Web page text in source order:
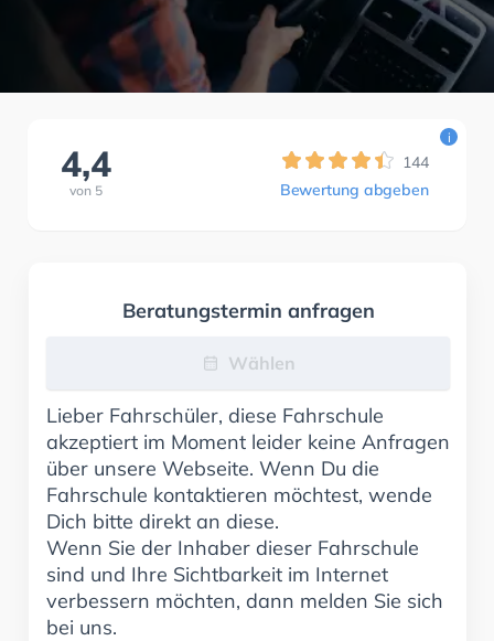
4,4
von 5
144
Bewertung abgeben
i
Beratungstermin anfragen
Wählen
Lieber Fahrschüler, diese Fahrschule
akzeptiert im Moment leider keine Anfragen
über unsere Webseite. Wenn Du die
Fahrschule kontaktieren möchtest, wende
Dich bitte direkt an diese.
Wenn Sie der Inhaber dieser Fahrschule
sind und Ihre Sichtbarkeit im Internet
verbessern möchten, dann melden Sie sich
bei uns.